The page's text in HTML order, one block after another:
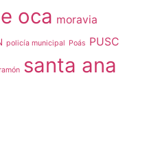
oca moravia
policía municipal Poás PUSC
santa ana